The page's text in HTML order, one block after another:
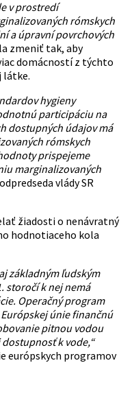
v prostredí
rómskych
a úpravní povrchových
zmeniť tak, aby
domácností z týchto
látke.
hygieny
participáciu na
dostupných údajov má
rómskych
prispejeme
marginalizovaných
vlády SR
žiadosti o nenávratný
hodnotiaceho kola
základným ľudským
storočí k nej nemá
Operačný program
únie finančnú
pitnou vodou
k vode,“
európskych programov